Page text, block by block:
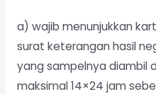
a) wajib menunjukkan
surat keterangan hasil
yang sampelnya diambil
maksimal 14×24 jam